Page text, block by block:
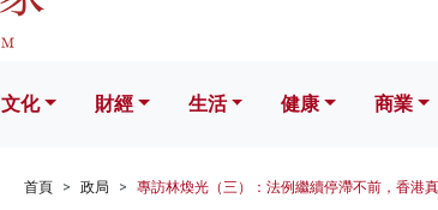
文化 財經 生活 健康 商業
首頁 政局 專訪林煥光（三）：法例繼續停滯不前，香港